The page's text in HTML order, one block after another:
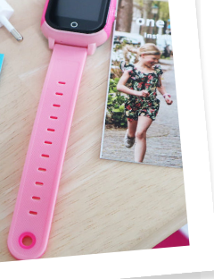
Kies je eigen
kleur, naam en
icoon en maak
je horloge
helemaal van
jou.